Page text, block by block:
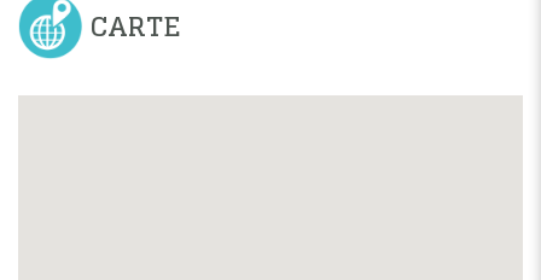
CARTE